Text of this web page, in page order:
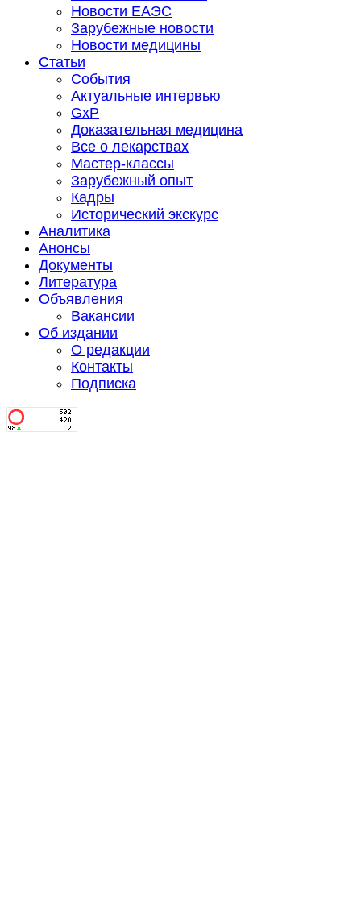
Новости ЕАЭС
Зарубежные новости
Новости медицины
Статьи
События
Актуальные интервью
GxP
Доказательная медицина
Все о лекарствах
Мастер-классы
Зарубежный опыт
Кадры
Исторический экскурс
Аналитика
Анонсы
Документы
Литература
Объявления
Вакансии
Об издании
О редакции
Контакты
Подписка